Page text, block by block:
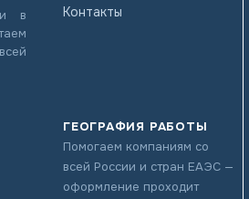
в
Контакты
ГЕОГРАФИЯ РАБОТЫ
Помогаем компаниям со
всей России и стран ЕАЭС —
оформление проходит